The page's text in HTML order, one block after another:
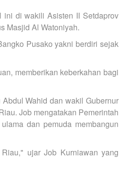
ini di wakili Asisten II Setdaprov
Masjid Al Watoniyah.
Pusako yakni berdiri sejak
memberikan keberkahan bagi
Wahid dan wakil Gubernur
Job mengatakan Pemerintah
dan pemuda membangun
ujar Job Kurniawan yang